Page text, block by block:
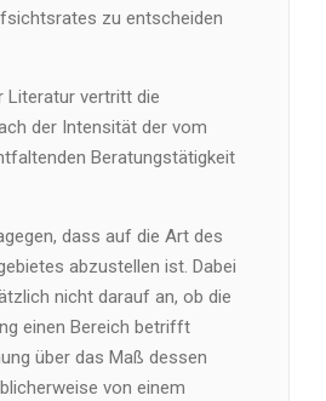
zu entscheiden
Literatur vertritt die
der Intensität der vom
Beratungstätigkeit
dass auf die Art des
abzustellen ist. Dabei
nicht darauf an, ob die
einen Bereich betrifft
über das Maß dessen
von einem